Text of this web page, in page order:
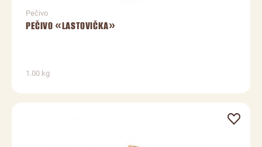
Pečivo
PEČIVO «LASTOVIČKA»
1.00 kg